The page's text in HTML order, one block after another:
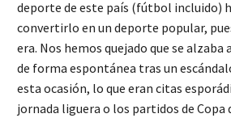
deporte de este país (fútbol incluido)
convertirlo en un deporte popular,
era. Nos hemos quejado que se
de forma espontánea tras un
esta ocasión, lo que eran citas
jornada liguera o los partidos de Copa